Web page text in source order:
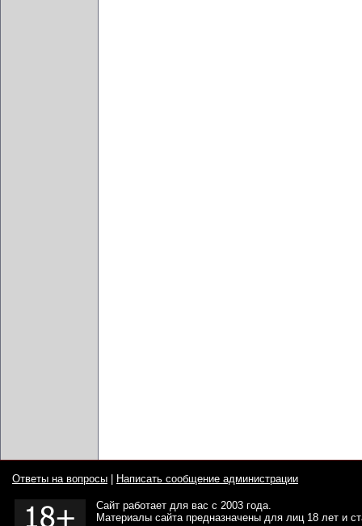
Ответы на вопросы Написать сообщение администрации
Сайт работает для вас с 2003 года.
Материалы сайта предназначены для лиц 18 лет и